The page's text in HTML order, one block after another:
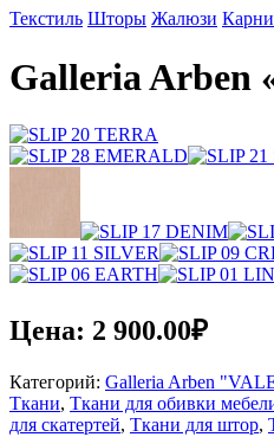
Текстиль Шторы Жалюзи
Galleria Arben
Цена: 2 900.00₽
Категорий: Galleria Arben
Ткани, Ткани для обивки
для скатертей, Ткани для штор,